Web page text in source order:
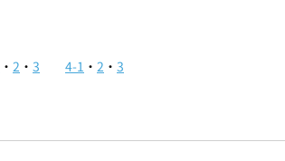
・ 2 ・ 3 4-1 ・ 2 ・ 3